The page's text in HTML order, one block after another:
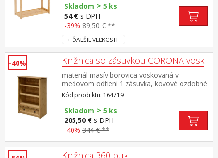
Skladom > 5 ks
54 € s DPH
-39% 89,50 € **
+ ĎALŠIE VEĽKOSTI
-40% Knižnica so zásuvkou CORONA vosk
materiál masív borovica voskovaná v
medovom odtieni 1 zásuvka, kovové ozdobné
úchytky súčasť zostavy Corona
Kód produktu: 164719
Skladom > 5 ks
205,50 € s DPH
-40% 344 € **
Knižnica 360 buk